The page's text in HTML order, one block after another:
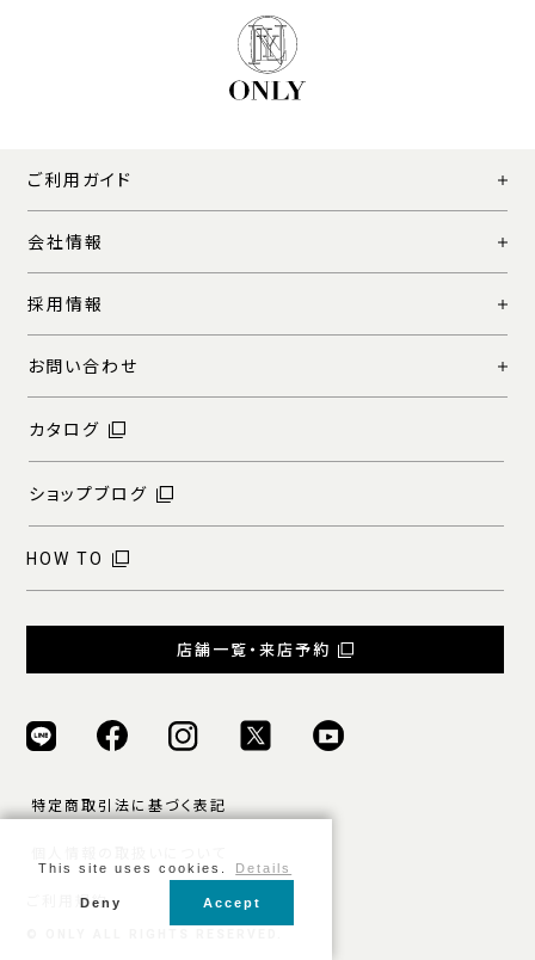
ご利用ガイド
会社情報
採用情報
お問い合わせ
カタログ
ショップブログ
HOW TO
店舗一覧・来店予約
特定商取引法に基づく表記
ご利用規約
This site uses cookies. Details
Deny Accept